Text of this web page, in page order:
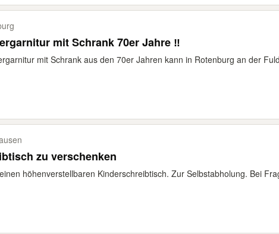
mit Schrank 70er Jahre ‼️
mit Schrank aus den 70er Jahren kann in Rotenburg an der
zu verschenken
höhenverstellbaren Kinderschreibtisch. Zur Selbstabholung. Bei